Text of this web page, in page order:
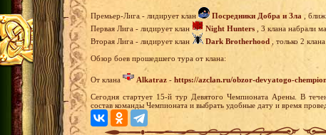
Премьер-Лига - лидирует клан Посредники Добра и Зла ,
Первая Лига - лидирует клан
Night Hunters , 3 клана набрали
Вторая Лига - лидирует клан
Dark Brotherhood
, только 2
Обзор боев прошедшего тура от клана:
От клана Alkatraz - https://azclan.ru/obzor-devyatogo-
Сегодня стартует 15-й тур Девятого Чемпионата Арены. В
состав команды Чемпионата и выбрать удобные дату и время